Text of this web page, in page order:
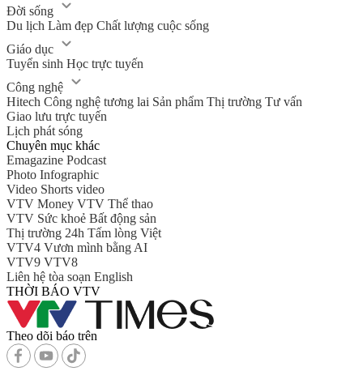
Đời sống
Du lịch Làm đẹp Chất lượng cuộc sống
Giáo dục
Tuyển sinh Học trực tuyến
Công nghệ
Hitech Công nghệ tương lai Sản phẩm Thị trường Tư vấn
Giao lưu trực tuyến
Lịch phát sóng
Chuyên mục khác
Emagazine Podcast
Photo Infographic
Video Shorts video
VTV Money VTV Thể thao
VTV Sức khoẻ Bất động sản
Thị trường 24h Tấm lòng Việt
VTV4 Vươn mình bằng AI
VTV9 VTV8
Liên hệ tòa soạn English
THỜI BÁO VTV
Theo dõi báo trên